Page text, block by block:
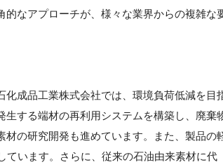
なアプローチが、様々な業界からの複雑な
成品工業株式会社では、環境負荷低減を目
する端材の再利用システムを構築し、廃棄
の研究開発も進めています。また、製品の
ています。さらに、従来の石油由来素材に代